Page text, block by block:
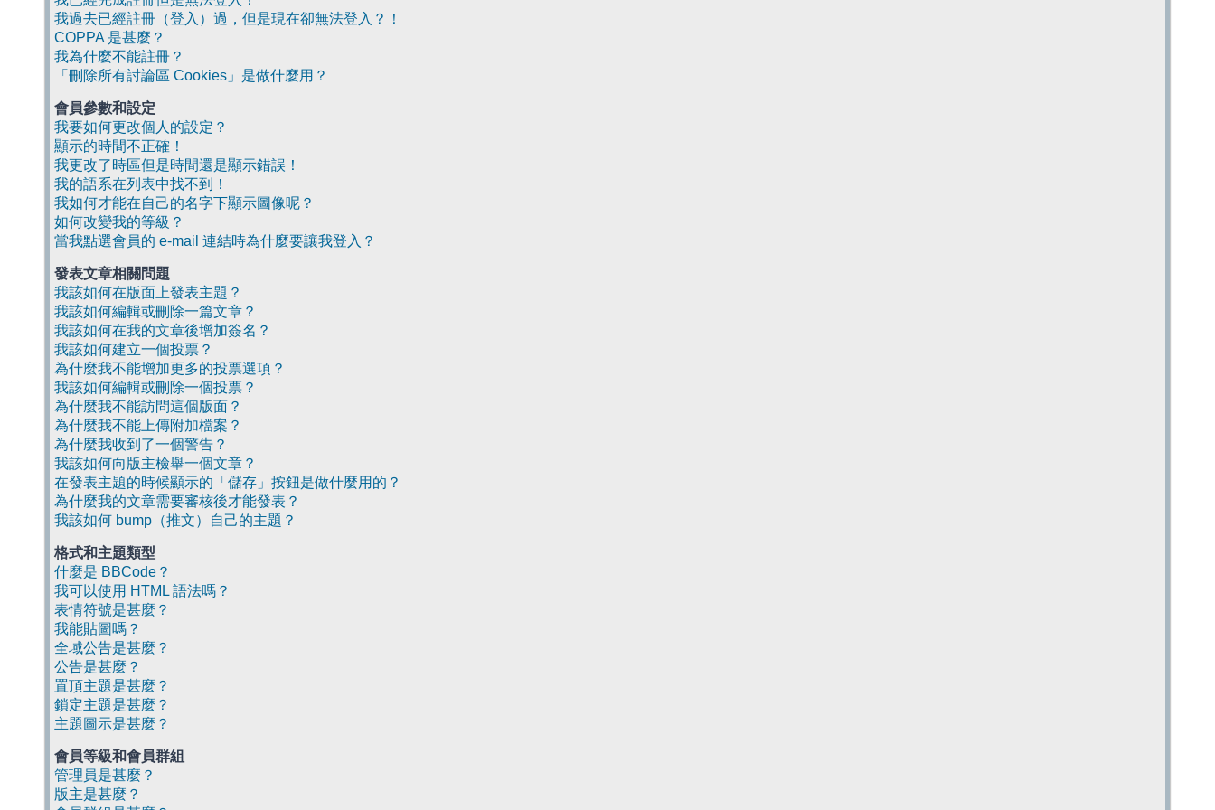
我過去已經註冊（登入）過，但是現在卻無法登入？！
COPPA 是甚麼？
我為什麼不能註冊？
「刪除所有討論區 Cookies」是做什麼用？
會員參數和設定
我要如何更改個人的設定？
顯示的時間不正確！
我更改了時區但是時間還是顯示錯誤！
我的語系在列表中找不到！
我如何才能在自己的名字下顯示圖像呢？
如何改變我的等級？
當我點選會員的 e-mail 連結時為什麼要讓我登入？
發表文章相關問題
我該如何在版面上發表主題？
我該如何編輯或刪除一篇文章？
我該如何在我的文章後增加簽名？
我該如何建立一個投票？
為什麼我不能增加更多的投票選項？
我該如何編輯或刪除一個投票？
為什麼我不能訪問這個版面？
為什麼我不能上傳附加檔案？
為什麼我收到了一個警告？
我該如何向版主檢舉一個文章？
在發表主題的時候顯示的「儲存」按鈕是做什麼用的？
為什麼我的文章需要審核後才能發表？
我該如何 bump（推文）自己的主題？
格式和主題類型
什麼是 BBCode？
我可以使用 HTML 語法嗎？
表情符號是甚麼？
我能貼圖嗎？
全域公告是甚麼？
公告是甚麼？
置頂主題是甚麼？
鎖定主題是甚麼？
主題圖示是甚麼？
會員等級和會員群組
管理員是甚麼？
版主是甚麼？